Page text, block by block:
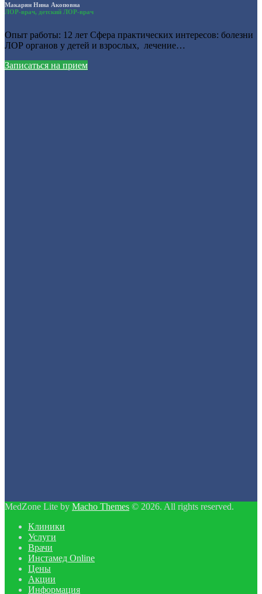
Макарян Нина Акоповна
ЛОР-врач, детский ЛОР-врач
Опыт работы: 12 лет Сфера практических интересов: болезни
ЛОР органов у детей и взрослых, лечение…
Записаться на прием
MedZone Lite by Macho Themes © 2026. All rights reserved.
Клиники
Услуги
Врачи
Инстамед Online
Цены
Акции
Информация